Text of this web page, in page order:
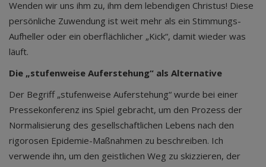
Wenden wir uns ihm zu, ihm dem lebendigen Christus! Diese
persönliche Zuwendung ist weit mehr als ein Stimmungs-
Aufheller oder ein oberflächlicher „Kick“, damit wieder was
läuft.
Die „stufenweise Auferstehung“ als Alternative
Der Begriff „stufenweise Auferstehung“ wurde bei einer
Pressekonferenz ins Spiel gebracht, um den Prozess der
Normalisierung des gesellschaftlichen Lebens nach den
rigorosen Epidemie-Maßnahmen zu beschreiben. Ich
verwende ihn, um den geistlichen Weg zu skizzieren, der